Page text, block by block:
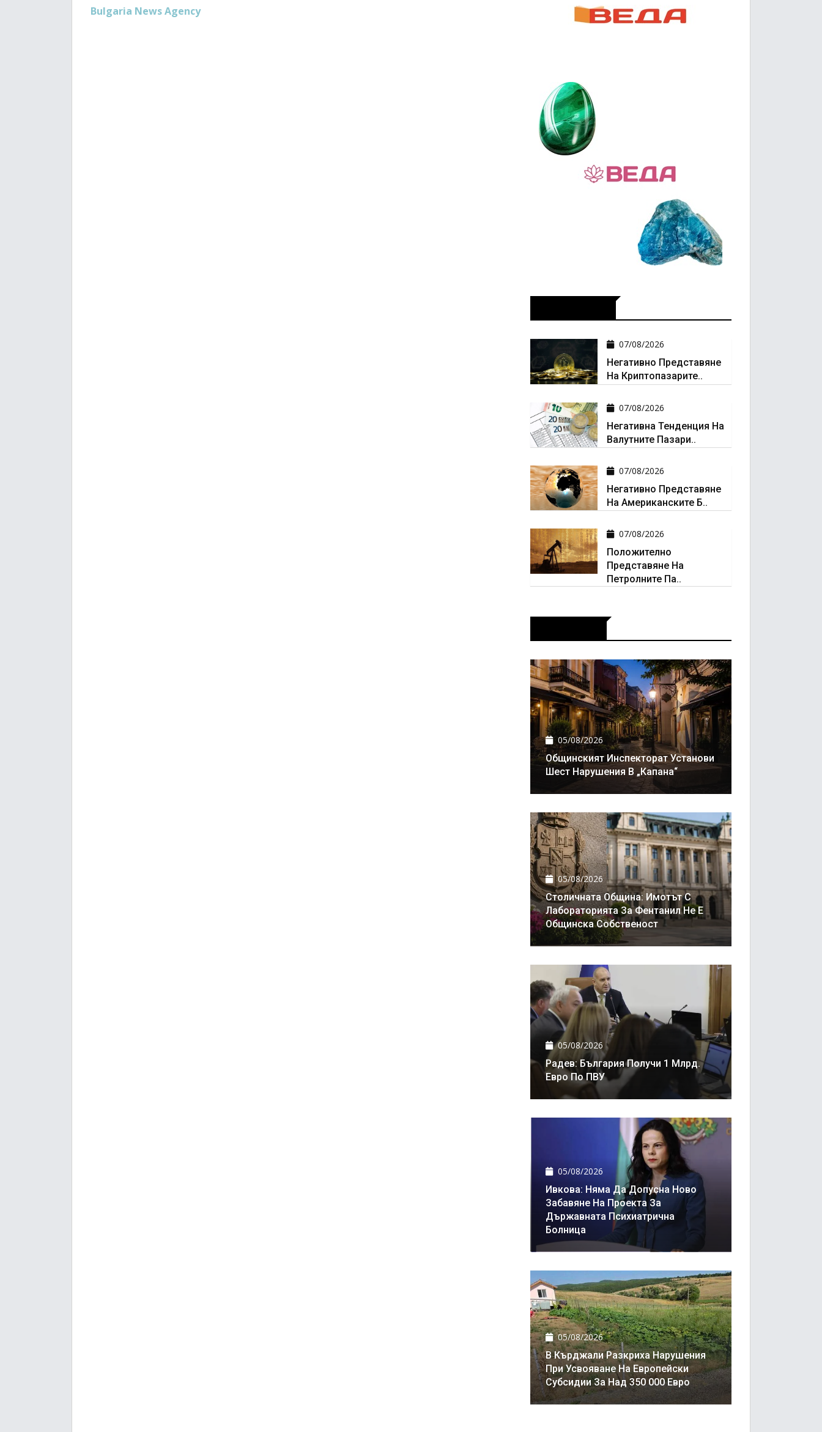
Bulgaria News Agency
07/08/2026
Негативно Представяне
На Криптопазарите..
07/08/2026
Негативна Тенденция На
Валутните Пазари..
07/08/2026
Негативно Представяне
На Американските Б..
07/08/2026
Положително
Представяне На
Петролните Па..
05/08/2026
Общинският Инспекторат Установи
Шест Нарушения В „Капана“
05/08/2026
Столичната Община: Имотът С
Лабораторията За Фентанил Не Е
Общинска Собственост
05/08/2026
Радев: България Получи 1 Млрд.
Евро По ПВУ
05/08/2026
Ивкова: Няма Да Допусна Ново
Забавяне На Проекта За
Държавната Психиатрична
Болница
05/08/2026
В Кърджали Разкриха Нарушения
При Усвояване На Европейски
Субсидии За Над 350 000 Евро